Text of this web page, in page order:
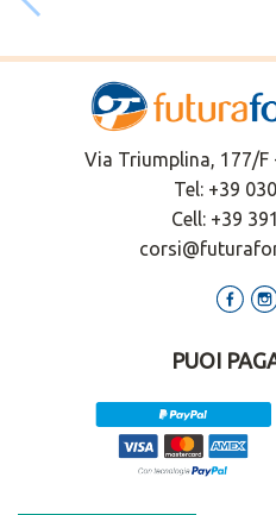
Via Triumplina, 177/F
Tel: +39
Cell: +39
PUOI